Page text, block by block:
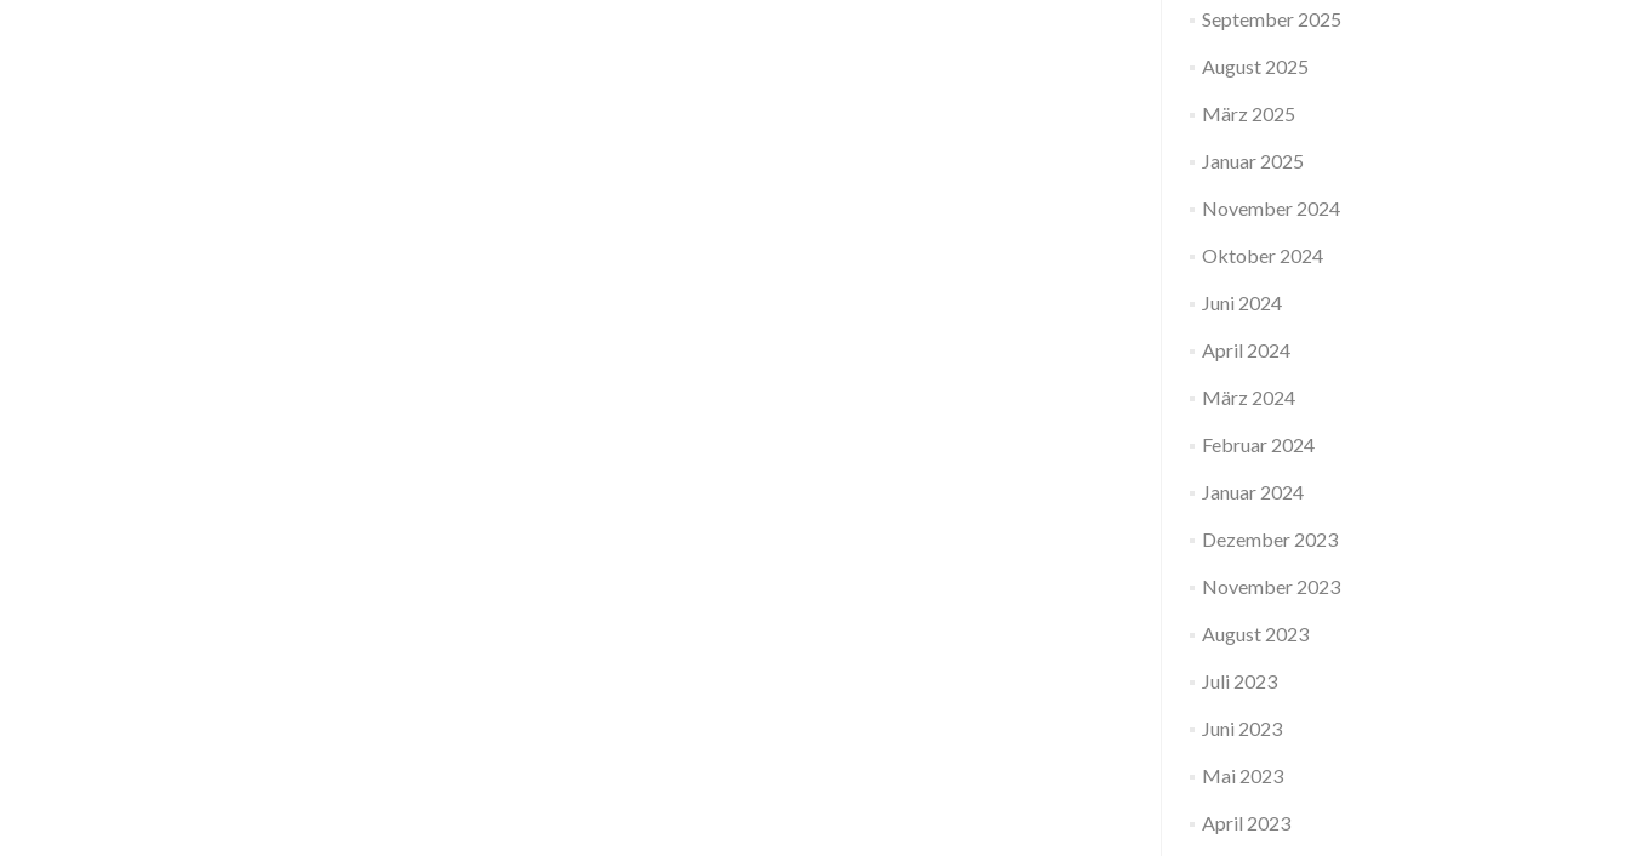
September 2025
August 2025
März 2025
Januar 2025
November 2024
Oktober 2024
Juni 2024
April 2024
März 2024
Februar 2024
Januar 2024
Dezember 2023
November 2023
August 2023
Juli 2023
Juni 2023
Mai 2023
April 2023